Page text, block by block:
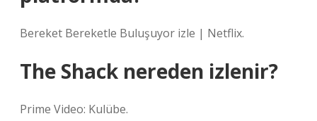
Bereket Bereketle Buluşuyor izle | Netflix.
The Shack nereden izlenir?
Prime Video: Kulübe.